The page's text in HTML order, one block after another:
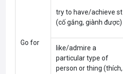
Go for
try to have/achieve st
(cố gắng, giành được)
like/admire a
particular type of
person or thing (thích,